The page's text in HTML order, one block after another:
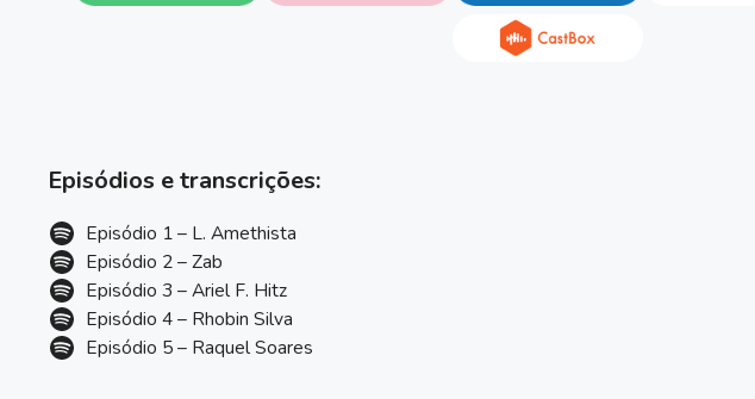
Episódios e transcrições:
Episódio 1 – L. Amethista
Episódio 2 – Zab
Episódio 3 – Ariel F. Hitz
Episódio 4 – Rhobin Silva
Episódio 5 – Raquel Soares